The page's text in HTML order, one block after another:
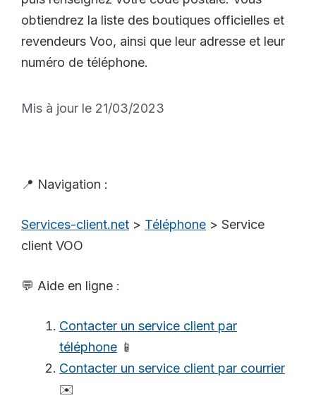
obtiendrez la liste des boutiques officielles et
revendeurs Voo, ainsi que leur adresse et leur
numéro de téléphone.
Mis à jour le 21/03/2023
📍 Navigation :
Services-client.net > Téléphone > Service
client VOO
💬 Aide en ligne :
Contacter un service client par
téléphone 📱
Contacter un service client par courrier
✉️